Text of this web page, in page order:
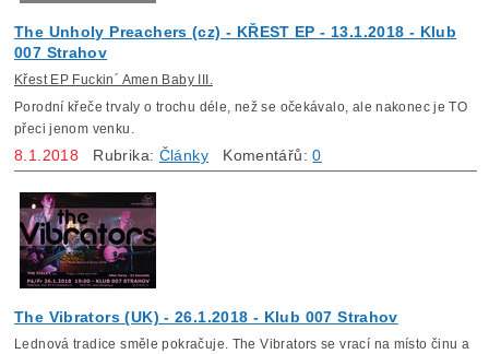
The Unholy Preachers (cz) - KŘEST EP - 13.1.2018 - Klub
007 Strahov
Křest EP Fuckin´ Amen Baby III.
Porodní křeče trvaly o trochu déle, než se očekávalo, ale nakonec je TO
přeci jenom venku.
8.1.2018 Rubrika: Články Komentářů:0
The Vibrators (UK) - 26.1.2018 - Klub 007 Strahov
Lednová tradice směle pokračuje. The Vibrators se vrací na místo činu a